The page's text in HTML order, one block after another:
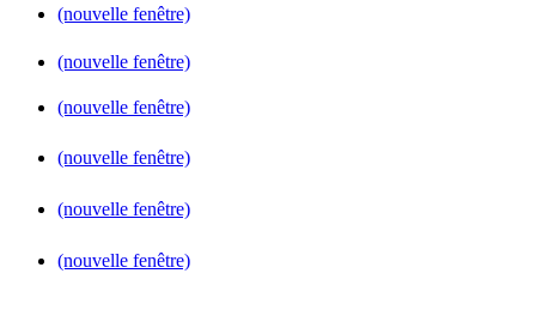
(nouvelle fenêtre)
(nouvelle fenêtre)
(nouvelle fenêtre)
(nouvelle fenêtre)
(nouvelle fenêtre)
(nouvelle fenêtre)